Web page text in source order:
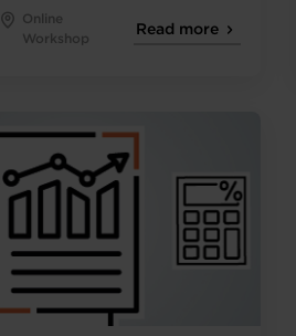
Online
Workshop
Read more